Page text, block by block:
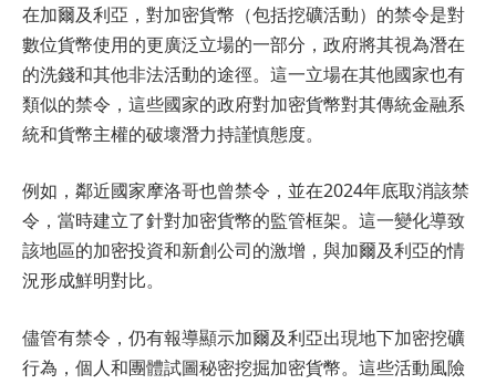
在加爾及利亞，對加密貨幣（包括挖礦活動）的禁令是對
數位貨幣使用的更廣泛立場的一部分，政府將其視為潛在
的洗錢和其他非法活動的途徑。這一立場在其他國家也有
類似的禁令，這些國家的政府對加密貨幣對其傳統金融系
統和貨幣主權的破壞潛力持謹慎態度。
例如，鄰近國家摩洛哥也曾禁令，並在2024年底取消該禁
令，當時建立了針對加密貨幣的監管框架。這一變化導致
該地區的加密投資和新創公司的激增，與加爾及利亞的情
況形成鮮明對比。
儘管有禁令，仍有報導顯示加爾及利亞出現地下加密挖礦
行為，個人和團體試圖秘密挖掘加密貨幣。這些活動風險